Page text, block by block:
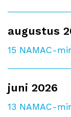
augustus
15 NAMAC-
juni 2026
13 NAMAC-